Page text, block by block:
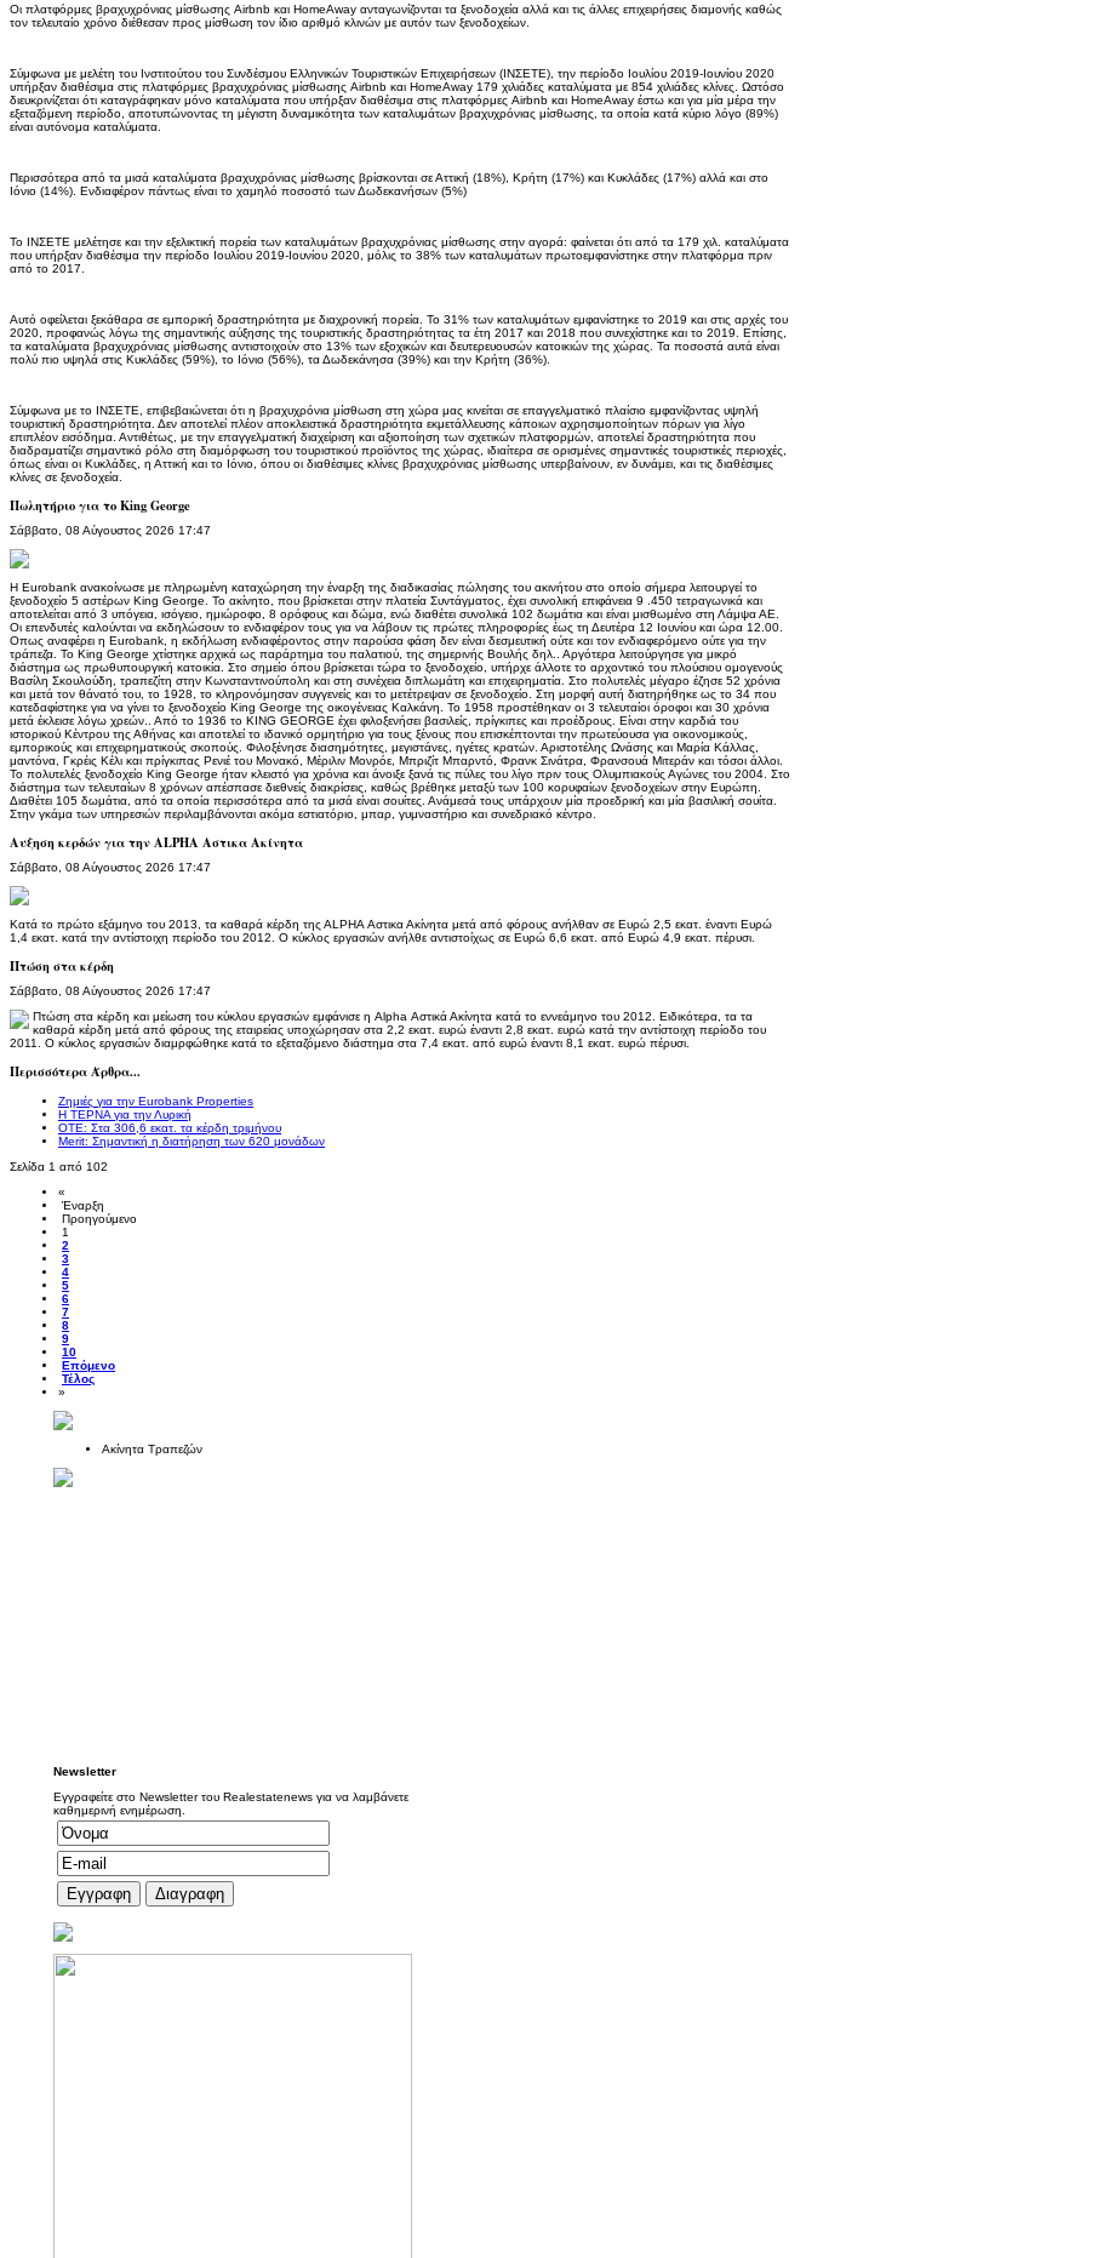
Οι πλατφόρμες βραχυχρόνιας μίσθωσης Airbnb και ΗοmeAway ανταγωνίζονται τα ξενοδοχεία αλλά και τις άλλες επιχειρήσεις διαμονής καθώς
τον τελευταίο χρόνο διέθεσαν προς μίσθωση τον ίδιο αριθμό κλινών με αυτόν των ξενοδοχείων.
Σύμφωνα με μελέτη του Ινστιτούτου του Συνδέσμου Ελληνικών Τουριστικών Επιχειρήσεων (ΙΝΣΕΤΕ), την περίοδο Ιουλίου 2019-Ιουνίου 2020
υπήρξαν διαθέσιμα στις πλατφόρμες βραχυχρόνιας μίσθωσης Airbnb και HomeAway 179 χιλιάδες καταλύματα με 854 χιλιάδες κλίνες. Ωστόσο
διευκρινίζεται ότι καταγράφηκαν μόνο καταλύματα που υπήρξαν διαθέσιμα στις πλατφόρμες Airbnb και HomeAway έστω και για μία μέρα την
εξεταζόμενη περίοδο, αποτυπώνοντας τη μέγιστη δυναμικότητα των καταλυμάτων βραχυχρόνιας μίσθωσης, τα οποία κατά κύριο λόγο (89%)
είναι αυτόνομα καταλύματα.
Περισσότερα από τα μισά καταλύματα βραχυχρόνιας μίσθωσης βρίσκονται σε Αττική (18%), Κρήτη (17%) και Κυκλάδες (17%) αλλά και στο
Ιόνιο (14%). Ενδιαφέρον πάντως είναι το χαμηλό ποσοστό των Δωδεκανήσων (5%)
Το ΙΝΣΕΤΕ μελέτησε και την εξελικτική πορεία των καταλυμάτων βραχυχρόνιας μίσθωσης στην αγορά: φαίνεται ότι από τα 179 χιλ. καταλύματα
που υπήρξαν διαθέσιμα την περίοδο Ιουλίου 2019-Ιουνίου 2020, μόλις το 38% των καταλυμάτων πρωτοεμφανίστηκε στην πλατφόρμα πριν
από το 2017.
Αυτό οφείλεται ξεκάθαρα σε εμπορική δραστηριότητα με διαχρονική πορεία. Το 31% των καταλυμάτων εμφανίστηκε το 2019 και στις αρχές του
2020, προφανώς λόγω της σημαντικής αύξησης της τουριστικής δραστηριότητας τα έτη 2017 και 2018 που συνεχίστηκε και το 2019. Επίσης,
τα καταλύματα βραχυχρόνιας μίσθωσης αντιστοιχούν στο 13% των εξοχικών και δευτερευουσών κατοικιών της χώρας. Τα ποσοστά αυτά είναι
πολύ πιο υψηλά στις Κυκλάδες (59%), το Ιόνιο (56%), τα Δωδεκάνησα (39%) και την Κρήτη (36%).
Σύμφωνα με το ΙΝΣΕΤΕ, επιβεβαιώνεται ότι η βραχυχρόνια μίσθωση στη χώρα μας κινείται σε επαγγελματικό πλαίσιο εμφανίζοντας υψηλή
τουριστική δραστηριότητα. Δεν αποτελεί πλέον αποκλειστικά δραστηριότητα εκμετάλλευσης κάποιων αχρησιμοποίητων πόρων για λίγο
επιπλέον εισόδημα. Αντιθέτως, με την επαγγελματική διαχείριση και αξιοποίηση των σχετικών πλατφορμών, αποτελεί δραστηριότητα που
διαδραματίζει σημαντικό ρόλο στη διαμόρφωση του τουριστικού προϊόντος της χώρας, ιδιαίτερα σε ορισμένες σημαντικές τουριστικές περιοχές,
όπως είναι οι Κυκλάδες, η Αττική και το Ιόνιο, όπου οι διαθέσιμες κλίνες βραχυχρόνιας μίσθωσης υπερβαίνουν, εν δυνάμει, και τις διαθέσιμες
κλίνες σε ξενοδοχεία.
Πωλητήριο για το King George
Σάββατο, 08 Αύγουστος 2026 17:47
Η Eurobank ανακοίνωσε με πληρωμένη καταχώρηση την έναρξη της διαδικασίας πώλησης του ακινήτου στο οποίο σήμερα λειτουργεί το
ξενοδοχείο 5 αστέρων King George. Το ακίνητο, που βρίσκεται στην πλατεία Συντάγματος, έχει συνολική επιφάνεια 9 .450 τετραγωνικά και
αποτελείται από 3 υπόγεια, ισόγειο, ημιώροφο, 8 ορόφους και δώμα, ενώ διαθέτει συνολικά 102 δωμάτια και είναι μισθωμένο στη Λάμψα ΑΕ.
Οι επενδυτές καλούνται να εκδηλώσουν το ενδιαφέρον τους για να λάβουν τις πρώτες πληροφορίες έως τη Δευτέρα 12 Ιουνίου και ώρα 12.00.
Οπως αναφέρει η Eurobank, η εκδήλωση ενδιαφέροντος στην παρούσα φάση δεν είναι δεσμευτική ούτε και τον ενδιαφερόμενο ούτε για την
τράπεζα. Το King George χτίστηκε αρχικά ως παράρτημα του παλατιού, της σημερινής Βουλής δηλ.. Αργότερα λειτούργησε για μικρό
διάστημα ως πρωθυπουργική κατοικία. Στο σημείο όπου βρίσκεται τώρα το ξενοδοχείο, υπήρχε άλλοτε το αρχοντικό του πλούσιου ομογενούς
Βασίλη Σκουλούδη, τραπεζίτη στην Κωνσταντινούπολη και στη συνέχεια διπλωμάτη και επιχειρηματία. Στο πολυτελές μέγαρο έζησε 52 χρόνια
και μετά τον θάνατό του, το 1928, το κληρονόμησαν συγγενείς και το μετέτρεψαν σε ξενοδοχείο. Στη μορφή αυτή διατηρήθηκε ως το 34 που
κατεδαφίστηκε για να γίνει το ξενοδοχείο King George της οικογένειας Καλκάνη. Το 1958 προστέθηκαν οι 3 τελευταίοι όροφοι και 30 χρόνια
μετά έκλεισε λόγω χρεών.. Από το 1936 το KING GEORGE έχει φιλοξενήσει βασιλείς, πρίγκιπες και προέδρους. Είναι στην καρδιά του
ιστορικού Κέντρου της Αθήνας και αποτελεί το ιδανικό ορμητήριο για τους ξένους που επισκέπτονται την πρωτεύουσα για οικονομικούς,
εμπορικούς και επιχειρηματικούς σκοπούς. Φιλοξένησε διασημότητες, μεγιστάνες, ηγέτες κρατών. Αριστοτέλης Ωνάσης και Μαρία Κάλλας,
μαντόνα, Γκρέις Κέλι και πρίγκιπας Ρενιέ του Μονακό, Μέριλιν Μονρόε, Μπριζίτ Μπαρντό, Φρανκ Σινάτρα, Φρανσουά Μιτεράν και τόσοι άλλοι.
Το πολυτελές ξενοδοχείο King George ήταν κλειστό για χρόνια και άνοιξε ξανά τις πύλες του λίγο πριν τους Ολυμπιακούς Αγώνες του 2004. Στο
διάστημα των τελευταίων 8 χρόνων απέσπασε διεθνείς διακρίσεις, καθώς βρέθηκε μεταξύ των 100 κορυφαίων ξενοδοχείων στην Ευρώπη.
Διαθέτει 105 δωμάτια, από τα οποία περισσότερα από τα μισά είναι σουίτες. Ανάμεσά τους υπάρχουν μία προεδρική και μία βασιλική σουίτα.
Στην γκάμα των υπηρεσιών περιλαμβάνονται ακόμα εστιατόριο, μπαρ, γυμναστήριο και συνεδριακό κέντρο.
Αυξηση κερδών για την ΑLPHA Αστικα Ακίνητα
Σάββατο, 08 Αύγουστος 2026 17:47
Κατά τo πρώτο εξάμηνο του 2013, τα καθαρά κέρδη της ΑLPHA Αστικα Ακίνητα μετά από φόρους ανήλθαν σε Ευρώ 2,5 εκατ. έναντι Ευρώ
1,4 εκατ. κατά την αντίστοιχη περίοδο του 2012. Ο κύκλος εργασιών ανήλθε αντιστοίχως σε Ευρώ 6,6 εκατ. από Ευρώ 4,9 εκατ. πέρυσι.
Πτώση στα κέρδη
Σάββατο, 08 Αύγουστος 2026 17:47
Πτώση στα κέρδη και μείωση του κύκλου εργασιών εμφάνισε η Alpha Αστικά Ακίνητα κατά το εννεάμηνο του 2012. Ειδικότερα, τα τα
καθαρά κέρδη μετά από φόρους της εταιρείας υποχώρησαν στα 2,2 εκατ. ευρώ έναντι 2,8 εκατ. ευρώ κατά την αντίστοιχη περίοδο του
2011. Ο κύκλος εργασιών διαμρφώθηκε κατά το εξεταζόμενο διάστημα στα 7,4 εκατ. από ευρώ έναντι 8,1 εκατ. ευρώ πέρυσι.
Περισσότερα Άρθρα...
Ζημιές για την Eurobank Properties
Η ΤΕΡΝΑ για την Λυρική
ΟΤΕ: Στα 306,6 εκατ. τα κέρδη τριμήνου
Merit: Σημαντική η διατήρηση των 620 μονάδων
Σελίδα 1 από 102
«
Έναρξη
Προηγούμενο
1
2
3
4
5
6
7
8
9
10
Επόμενο
Τέλος
»
Ακίνητα Τραπεζών
Newsletter
Εγγραφείτε στο Newsletter του Realestatenews για να λαμβάνετε
καθημερινή ενημέρωση.